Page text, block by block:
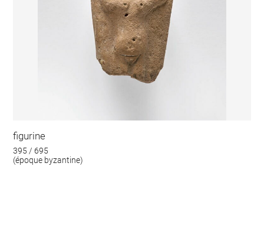
figurine
395 / 695
(époque byzantine)